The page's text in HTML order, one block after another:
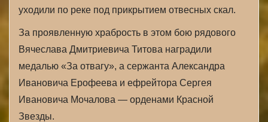
уходили по реке под прикрытием отвесных скал.
За проявленную храбрость в этом бою рядового
Вячеслава Дмитриевича Титова наградили
медалью «За отвагу», а сержанта Александра
Ивановича Ерофеева и ефрейтора Сергея
Ивановича Мочалова — орденами Красной
Звезды.